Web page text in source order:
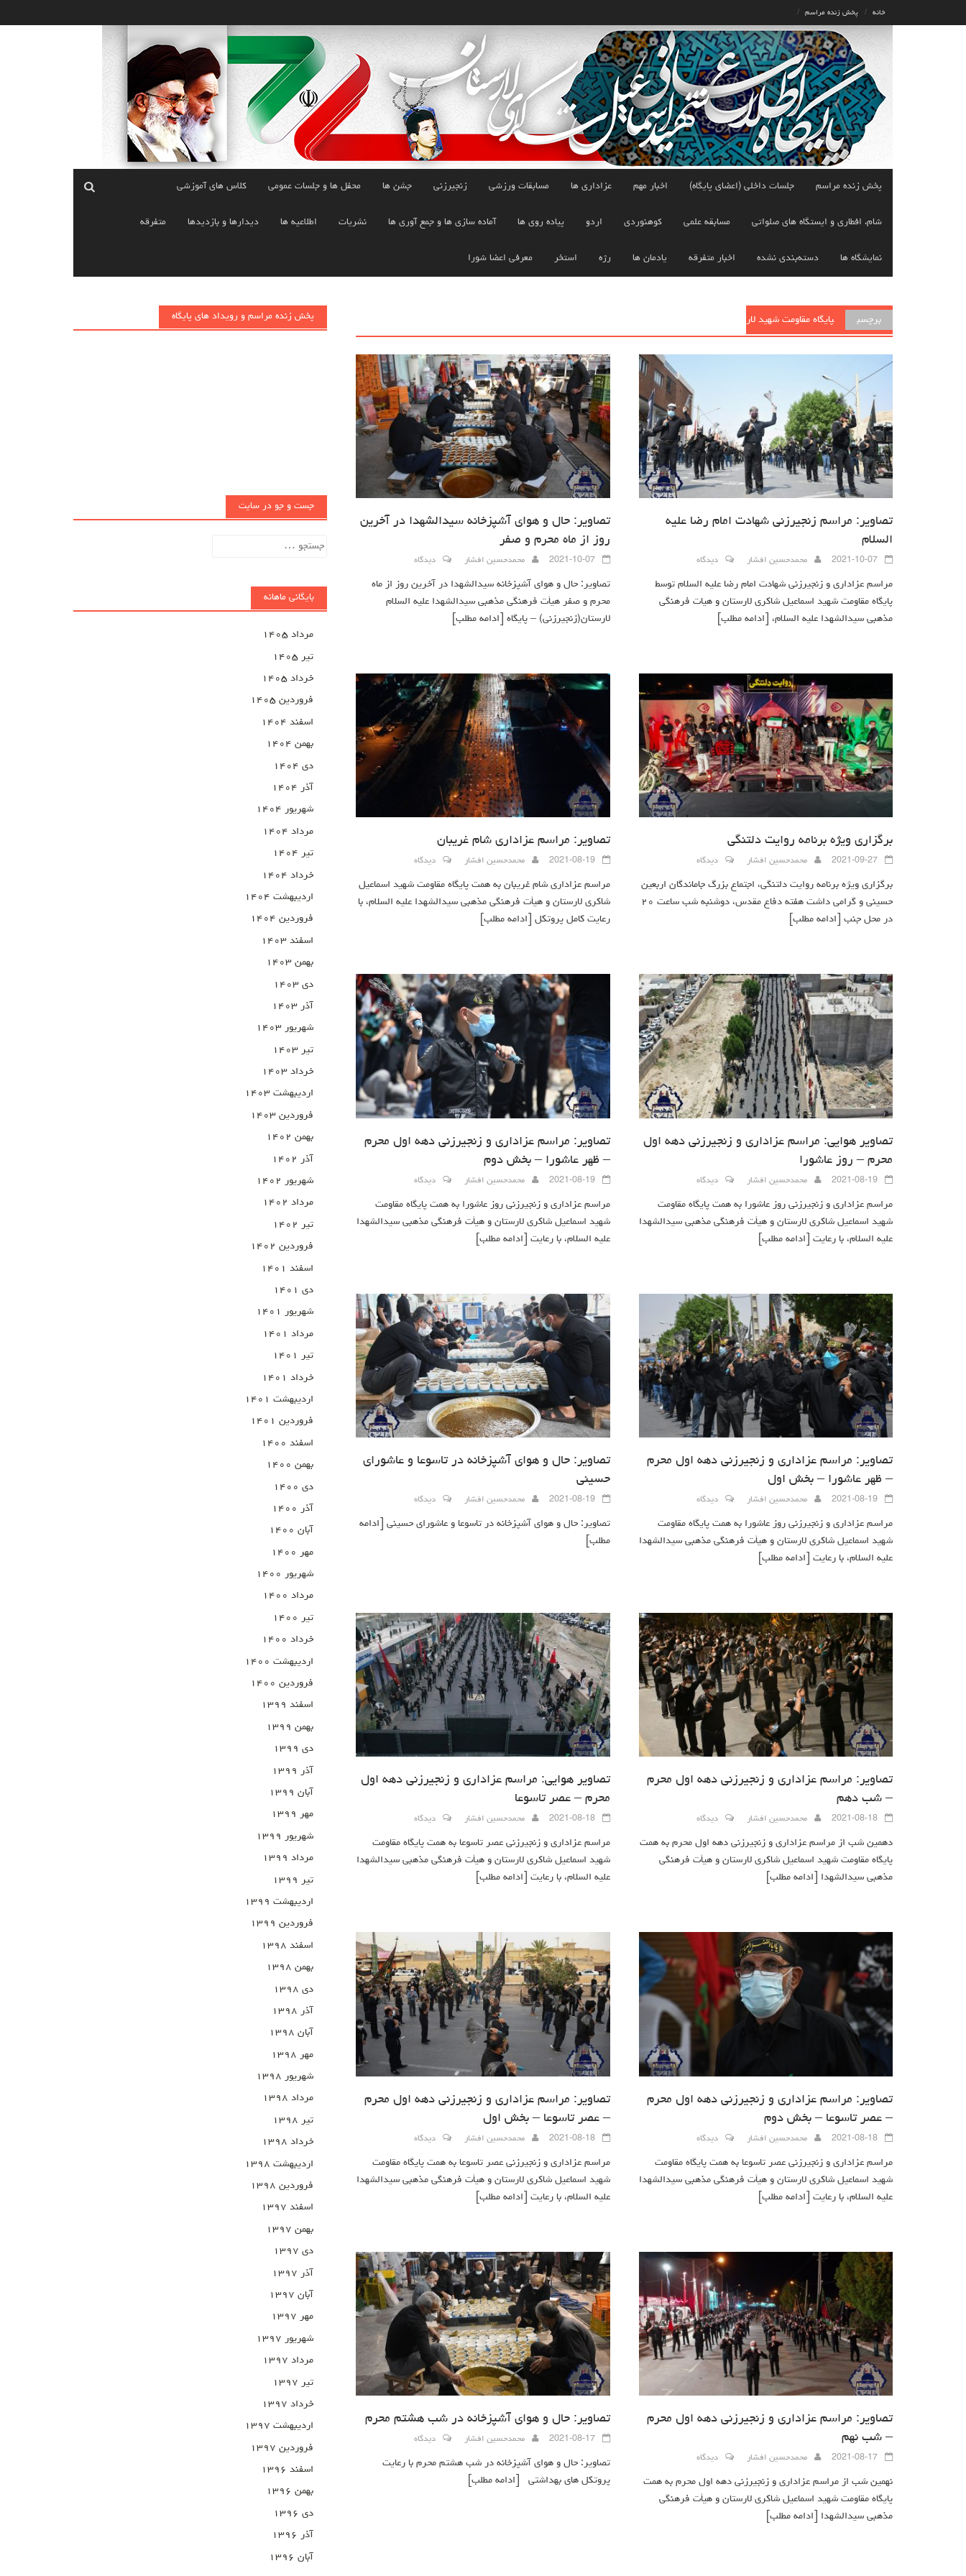
to
خانه پخش زنده مراسم
پخش زنده مراسم جلسات داخلی (اعضای پایگاه) اخبار مهم عزاداری ها مسابقات ورزشی زنجیرزنی جشن ها محفل ها و جلسات عمومی کلاس های آموزشی
شام، افطاری و ایستگاه های صلواتی مسابقه علمی کوهنوردی اردو پیاده روی ها آماده سازی ها و جمع آوری ها نشریات اطلاعیه ها دیدارها و بازدیدها متفرقه
نمایشگاه ها دسته‌بندی نشده اخبار متفرقه یادمان ها رژه استخر معرفی اعضا شورا
برچسب پایگاه مقاومت شهید لار
تصاویر: مراسم زنجیرزنی شهادت امام رضا علیه
السلام
2021-10-07 محمدحسین افشار دیدگاه
مراسم عزاداری و زنجیرزنی شهادت امام رضا علیه السلام توسط
پایگاه مقاومت شهید اسماعیل شاکری لارستان و هیات فرهنگی
مذهبی سیدالشهدا علیه السلام،
[ادامه مطلب]
تصاویر: حال و هوای آشپزخانه سیدالشهدا در آخرین
روز از ماه محرم و صفر
2021-10-07 محمدحسین افشار دیدگاه
تصاویر: حال و هوای آشپزخانه سیدالشهدا در آخرین روز از ماه
محرم و صفر هیأت فرهنگی مذهبی سیدالشهدا علیه السلام
لارستان(زنجیرزنی) – پایگاه
[ادامه مطلب]
برگزاری ویژه برنامه روایت دلتنگی
2021-09-27 محمدحسین افشار دیدگاه
برگزاری ویژه برنامه روایت دلتنگی، اجتماع بزرگ جاماندگان اربعین
حسینی و گرامی داشت هفته دفاع مقدس، دوشنبه شب ساعت ۲۰
در محل جنب
[ادامه مطلب]
تصاویر: مراسم عزاداری شام غریبان
2021-08-19 محمدحسین افشار دیدگاه
مراسم عزاداری شام غریبان به همت پایگاه مقاومت شهید اسماعیل
شاکری لارستان و هیأت فرهنگی مذهبی سیدالشهدا علیه السلام، با
رعایت کامل پروتکل
[ادامه مطلب]
تصاویر هوایی: مراسم عزاداری و زنجیرزنی دهه اول
محرم – روز عاشورا
2021-08-19 محمدحسین افشار دیدگاه
مراسم عزاداری و زنجیرزنی روز عاشورا به همت پایگاه مقاومت
شهید اسماعیل شاکری لارستان و هیأت فرهنگی مذهبی سیدالشهدا
علیه السلام، با رعایت
[ادامه مطلب]
تصاویر: مراسم عزاداری و زنجیرزنی دهه اول محرم
– ظهر عاشورا – بخش دوم
2021-08-19 محمدحسین افشار دیدگاه
مراسم عزاداری و زنجیرزنی روز عاشورا به همت پایگاه مقاومت
شهید اسماعیل شاکری لارستان و هیأت فرهنگی مذهبی سیدالشهدا
علیه السلام، با رعایت
[ادامه مطلب]
تصاویر: مراسم عزاداری و زنجیرزنی دهه اول محرم
– ظهر عاشورا – بخش اول
2021-08-19 محمدحسین افشار دیدگاه
مراسم عزاداری و زنجیرزنی روز عاشورا به همت پایگاه مقاومت
شهید اسماعیل شاکری لارستان و هیأت فرهنگی مذهبی سیدالشهدا
علیه السلام، با رعایت
[ادامه مطلب]
تصاویر: حال و هوای آشپزخانه در تاسوعا و عاشورای
حسینی
2021-08-19 محمدحسین افشار دیدگاه
تصاویر: حال و هوای آشپزخانه در تاسوعا و عاشورای حسینی
[ادامه
مطلب]
تصاویر: مراسم عزاداری و زنجیرزنی دهه اول محرم
– شب دهم
2021-08-18 محمدحسین افشار دیدگاه
دهمین شب از مراسم عزاداری و زنجیرزنی دهه اول محرم به همت
پایگاه مقاومت شهید اسماعیل شاکری لارستان و هیأت فرهنگی
مذهبی سیدالشهدا
[ادامه مطلب]
تصاویر هوایی: مراسم عزاداری و زنجیرزنی دهه اول
محرم – عصر تاسوعا
2021-08-18 محمدحسین افشار دیدگاه
مراسم عزاداری و زنجیرزنی عصر تاسوعا به همت پایگاه مقاومت
شهید اسماعیل شاکری لارستان و هیأت فرهنگی مذهبی سیدالشهدا
علیه السلام، با رعایت
[ادامه مطلب]
تصاویر: مراسم عزاداری و زنجیرزنی دهه اول محرم
– عصر تاسوعا – بخش دوم
2021-08-18 محمدحسین افشار دیدگاه
مراسم عزاداری و زنجیرزنی عصر تاسوعا به همت پایگاه مقاومت
شهید اسماعیل شاکری لارستان و هیأت فرهنگی مذهبی سیدالشهدا
علیه السلام، با رعایت
[ادامه مطلب]
تصاویر: مراسم عزاداری و زنجیرزنی دهه اول محرم
– عصر تاسوعا – بخش اول
2021-08-18 محمدحسین افشار دیدگاه
مراسم عزاداری و زنجیرزنی عصر تاسوعا به همت پایگاه مقاومت
شهید اسماعیل شاکری لارستان و هیأت فرهنگی مذهبی سیدالشهدا
علیه السلام، با رعایت
[ادامه مطلب]
تصاویر: مراسم عزاداری و زنجیرزنی دهه اول محرم
– شب نهم
2021-08-17 محمدحسین افشار دیدگاه
نهمین شب از مراسم عزاداری و زنجیرزنی دهه اول محرم به همت
پایگاه مقاومت شهید اسماعیل شاکری لارستان و هیأت فرهنگی
مذهبی سیدالشهدا
[ادامه مطلب]
تصاویر: حال و هوای آشپزخانه در شب هشتم محرم
2021-08-17 محمدحسین افشار دیدگاه
تصاویر: حال و هوای آشپزخانه در شب هشتم محرم با رعایت
پروتکل های بهداشتی
[ادامه مطلب]
پخش زنده مراسم و رویداد های پایگاه
جست و جو در سایت
جستجو
بایگانی ماهانه
مرداد ۱۴۰۵
تیر ۱۴۰۵
خرداد ۱۴۰۵
فروردین ۱۴۰۵
اسفند ۱۴۰۴
بهمن ۱۴۰۴
دی ۱۴۰۴
آذر ۱۴۰۴
شهریور ۱۴۰۴
مرداد ۱۴۰۴
تیر ۱۴۰۴
خرداد ۱۴۰۴
اردیبهشت ۱۴۰۴
فروردین ۱۴۰۴
اسفند ۱۴۰۳
بهمن ۱۴۰۳
دی ۱۴۰۳
آذر ۱۴۰۳
شهریور ۱۴۰۳
تیر ۱۴۰۳
خرداد ۱۴۰۳
اردیبهشت ۱۴۰۳
فروردین ۱۴۰۳
بهمن ۱۴۰۲
آذر ۱۴۰۲
شهریور ۱۴۰۲
مرداد ۱۴۰۲
تیر ۱۴۰۲
فروردین ۱۴۰۲
اسفند ۱۴۰۱
دی ۱۴۰۱
شهریور ۱۴۰۱
مرداد ۱۴۰۱
تیر ۱۴۰۱
خرداد ۱۴۰۱
اردیبهشت ۱۴۰۱
فروردین ۱۴۰۱
اسفند ۱۴۰۰
بهمن ۱۴۰۰
دی ۱۴۰۰
آذر ۱۴۰۰
آبان ۱۴۰۰
مهر ۱۴۰۰
شهریور ۱۴۰۰
مرداد ۱۴۰۰
تیر ۱۴۰۰
خرداد ۱۴۰۰
اردیبهشت ۱۴۰۰
فروردین ۱۴۰۰
اسفند ۱۳۹۹
بهمن ۱۳۹۹
دی ۱۳۹۹
آذر ۱۳۹۹
آبان ۱۳۹۹
مهر ۱۳۹۹
شهریور ۱۳۹۹
مرداد ۱۳۹۹
تیر ۱۳۹۹
اردیبهشت ۱۳۹۹
فروردین ۱۳۹۹
اسفند ۱۳۹۸
بهمن ۱۳۹۸
دی ۱۳۹۸
آذر ۱۳۹۸
آبان ۱۳۹۸
مهر ۱۳۹۸
شهریور ۱۳۹۸
مرداد ۱۳۹۸
تیر ۱۳۹۸
خرداد ۱۳۹۸
اردیبهشت ۱۳۹۸
فروردین ۱۳۹۸
اسفند ۱۳۹۷
بهمن ۱۳۹۷
دی ۱۳۹۷
آذر ۱۳۹۷
آبان ۱۳۹۷
مهر ۱۳۹۷
شهریور ۱۳۹۷
مرداد ۱۳۹۷
تیر ۱۳۹۷
خرداد ۱۳۹۷
اردیبهشت ۱۳۹۷
فروردین ۱۳۹۷
اسفند ۱۳۹۶
بهمن ۱۳۹۶
دی ۱۳۹۶
آذر ۱۳۹۶
آبان ۱۳۹۶